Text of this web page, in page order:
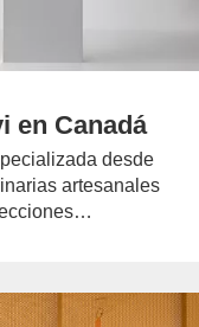
en Canadá
desde
artesanales